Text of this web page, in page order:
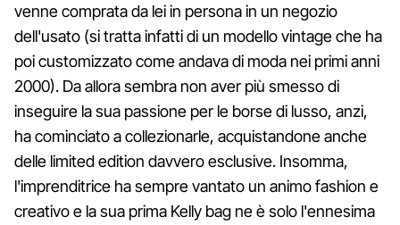
venne comprata da lei in persona in un negozio
dell'usato (si tratta infatti di un modello vintage che ha
poi customizzato come andava di moda nei primi anni
2000). Da allora sembra non aver più smesso di
inseguire la sua passione per le borse di lusso, anzi,
ha cominciato a collezionarle, acquistandone anche
delle limited edition davvero esclusive. Insomma,
l'imprenditrice ha sempre vantato un animo fashion e
creativo e la sua prima Kelly bag ne è solo l'ennesima